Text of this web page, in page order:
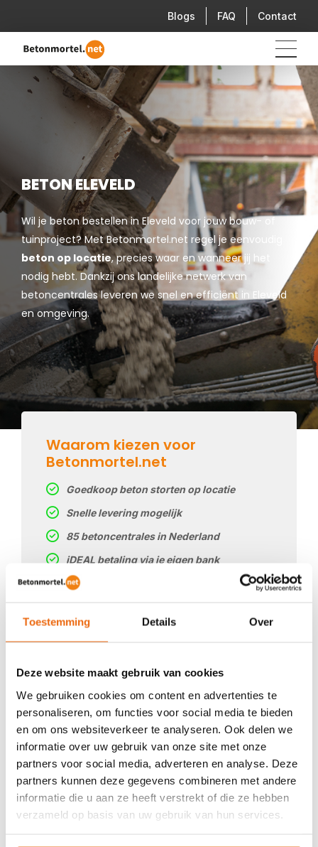
Toestemming Details Over
Deze website maakt gebruik van cookies
We gebruiken cookies om content en advertenties te
personaliseren, om functies voor social media te bieden
en om ons websiteverkeer te analyseren. Ook delen we
informatie over uw gebruik van onze site met onze
partners voor social media, adverteren en analyse. Deze
partners kunnen deze gegevens combineren met andere
informatie die u aan ze heeft verstrekt of die ze hebben
verzameld op basis van uw gebruik van hun services.
Blogs FAQ Contact
BETON ELEVELD
Wil je beton bestellen in Eleveld voor jouw bouw- of
tuinproject? Met Betonmortel.net regel je eenvoudig
beton op locatie, precies waar en wanneer jij het
nodig hebt. Dankzij ons landelijke netwerk van
betoncentrales leveren we snel en efficiënt in Eleveld
en omgeving.
BETON BESTELLEN IN ELEVELD
Ben je op zoek naar een leverancier bij jou in de buurt die
goedkoop beton kan storten in Eleveld? Dan ben je bij
ons aan het juiste adres. Wij bezorgen kant-en-klaar
Waarom kiezen voor
Betonmortel.net
Goedkoop beton storten op locatie
Snelle levering mogelijk
85 betoncentrales in Nederland
iDEAL betaling via je eigen bank
Prijs op basis van uw postcode
Veilig betalen met: